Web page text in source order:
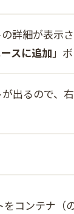
詳細が表示
スに追加 」
出るので、
コンテナ（